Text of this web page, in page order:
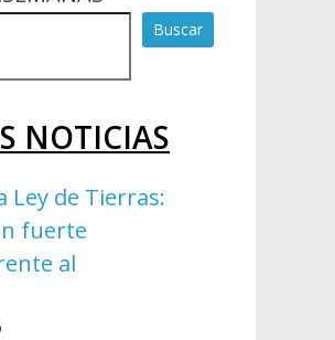
Buscar
NOTICIAS
Ley de Tierras:
fuerte
al